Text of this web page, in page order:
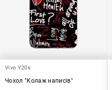
Vivo Y20s
Чохол "Колаж написів"